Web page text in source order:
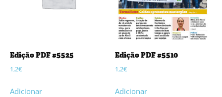
Edição PDF #5525
1,2€
Adicionar
Edição PDF #5510
1,2€
Adicionar